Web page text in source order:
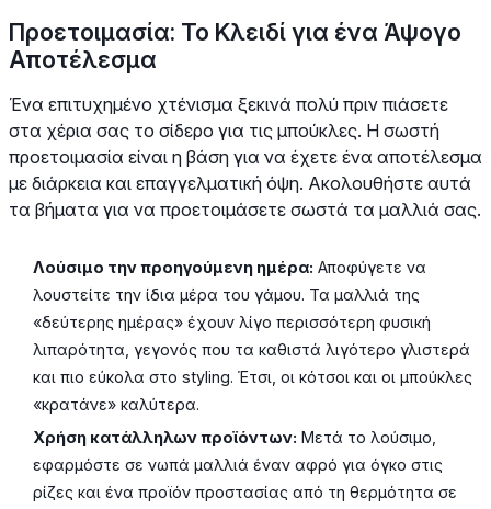
Προετοιμασία: Το Κλειδί για ένα Άψογο
Αποτέλεσμα
Ένα επιτυχημένο χτένισμα ξεκινά πολύ πριν πιάσετε
στα χέρια σας το σίδερο για τις μπούκλες. Η σωστή
προετοιμασία είναι η βάση για να έχετε ένα αποτέλεσμα
με διάρκεια και επαγγελματική όψη. Ακολουθήστε αυτά
τα βήματα για να προετοιμάσετε σωστά τα μαλλιά σας.
Λούσιμο την προηγούμενη ημέρα: Αποφύγετε να
λουστείτε την ίδια μέρα του γάμου. Τα μαλλιά της
«δεύτερης ημέρας» έχουν λίγο περισσότερη φυσική
λιπαρότητα, γεγονός που τα καθιστά λιγότερο γλιστερά
και πιο εύκολα στο styling. Έτσι, οι κότσοι και οι μπούκλες
«κρατάνε» καλύτερα.
Χρήση κατάλληλων προϊόντων: Μετά το λούσιμο,
εφαρμόστε σε νωπά μαλλιά έναν αφρό για όγκο στις
ρίζες και ένα προϊόν προστασίας από τη θερμότητα σε